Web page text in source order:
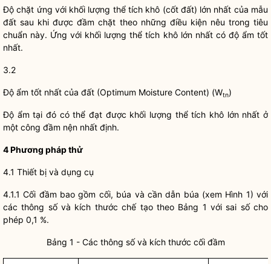
Độ chặt ứng với khối lượng thể tích khô (cốt đất) lớn nhất của mẫu
đất sau khi được đầm chặt theo những điều kiện nêu trong tiêu
chuẩn này. Ứng với khối lượng thể tích khô lớn nhất có độ ẩm tốt
nhất.
3.2
Độ ẩm tốt nhất của đất (Optimum Moisture Content) (Wtn)
Độ ẩm tại đó có thể đạt được khối lượng thể tích khô lớn nhất ở
một công đầm nện nhất định.
4 Phương pháp thử
4.1 Thiết bị và dụng cụ
4.1.1 Cối đầm bao gồm cối, búa và cần dẫn búa (xem Hình 1) với
các thông số và kích thước chế tạo theo Bảng 1 với sai số cho
phép 0,1 %.
Bảng 1 - Các thông số và kích thước cối đầm